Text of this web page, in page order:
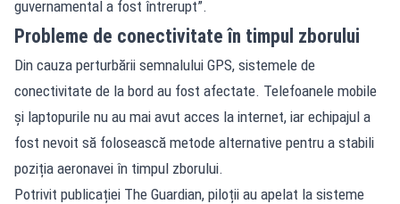
guvernamental a fost întrerupt”.
Probleme de conectivitate în timpul zborului
Din cauza perturbării semnalului GPS, sistemele de
conectivitate de la bord au fost afectate. Telefoanele mobile
și laptopurile nu au mai avut acces la internet, iar echipajul a
fost nevoit să folosească metode alternative pentru a stabili
poziția aeronavei în timpul zborului.
Potrivit publicației The Guardian, piloții au apelat la sisteme